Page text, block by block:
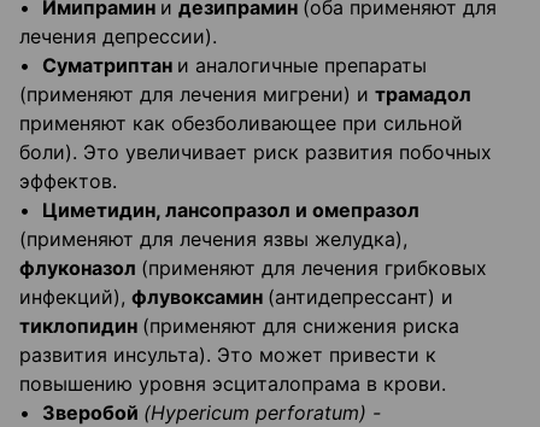
• Имипрамин и дезипрамин (оба применяют для
лечения депрессии).
• Суматриптан и аналогичные препараты
(применяют для лечения мигрени) и трамадол
применяют как обезболивающее при сильной
боли). Это увеличивает риск развития побочных
эффектов.
• Циметидин, лансопразол и омепразол
(применяют для лечения язвы желудка),
флуконазол (применяют для лечения грибковых
инфекций), флувоксамин (антидепрессант) и
тиклопидин (применяют для снижения риска
развития инсульта). Это может привести к
повышению уровня эсциталопрама в крови.
• Зверобой (Hypericum perforatum) -